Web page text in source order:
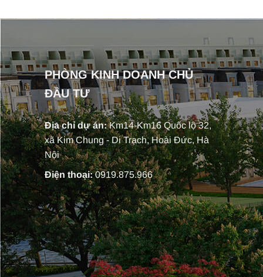
PHÒNG KINH DOANH CHỦ
ĐẦU TƯ
Địa chỉ dự án:Km14-Km16 Quốc lộ 32,
xã Kim Chung - Di Trạch, Hoài Đức, Hà
Nội
Điện thoại:0919.875.966